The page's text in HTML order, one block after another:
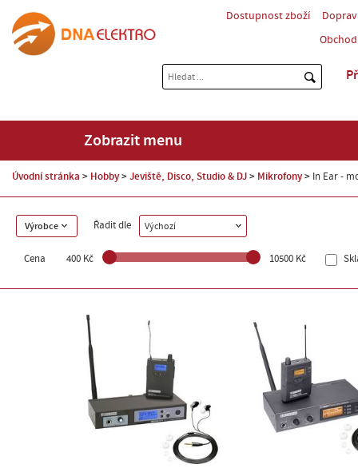
Dostupnost zboží
Zobrazit menu
Úvodní stránka Hobby Jeviště, Disco, Studio & DJ Mikrofony In Ear -
Výrobce Řadit dle Výchozí
Cena 400 Kč 10500 Kč